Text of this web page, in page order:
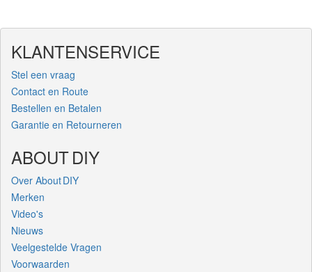
KLANTENSERVICE
Stel een vraag
Contact en Route
Bestellen en Betalen
Garantie en Retourneren
ABOUT DIY
Over About DIY
Merken
Video's
Nieuws
Veelgestelde Vragen
Voorwaarden